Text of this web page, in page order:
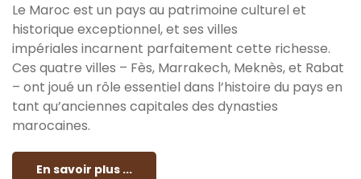
Le Maroc est un pays au patrimoine culturel et
historique exceptionnel, et ses villes
impériales incarnent parfaitement cette richesse.
Ces quatre villes – Fès, Marrakech, Meknès, et Rabat
– ont joué un rôle essentiel dans l’histoire du pays en
tant qu’anciennes capitales des dynasties
marocaines.
En savoir plus ...